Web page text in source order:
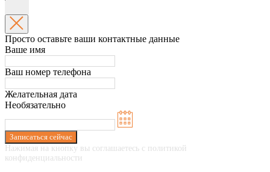
Просто оставьте ваши контактные данные
Ваше имя
Ваш номер телефона
Желательная дата
Необязательно
Записаться сейчас
Нажимая на кнопку вы соглашаетесь с политикой
конфиденциальности